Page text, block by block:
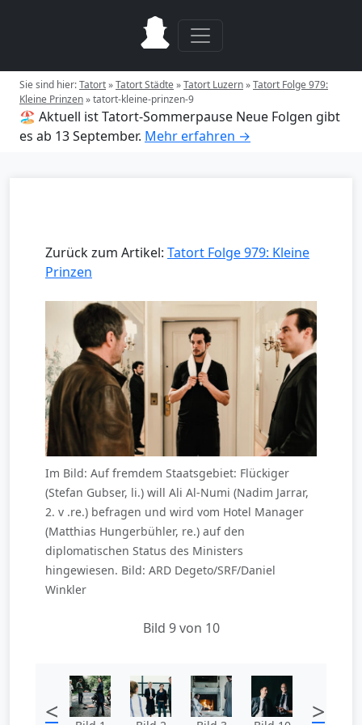
Sie sind hier:Tatort»Tatort Städte»Tatort Luzern»Tatort Folge 979:
Kleine Prinzen»tatort-kleine-prinzen-9
🏖️ Aktuell ist Tatort-Sommerpause Neue Folgen gibt
es ab 13 September. Mehr erfahren →
Zurück zum Artikel: Tatort Folge 979: Kleine
Prinzen
Im Bild: Auf fremdem Staatsgebiet: Flückiger
(Stefan Gubser, li.) will Ali Al-Numi (Nadim Jarrar,
2. v .re.) befragen und wird vom Hotel Manager
(Matthias Hungerbühler, re.) auf den
diplomatischen Status des Ministers
hingewiesen. Bild: ARD Degeto/SRF/Daniel
Winkler
Bild 9 von 10
< >